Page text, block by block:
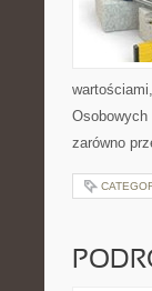
Osobowych
zarówno